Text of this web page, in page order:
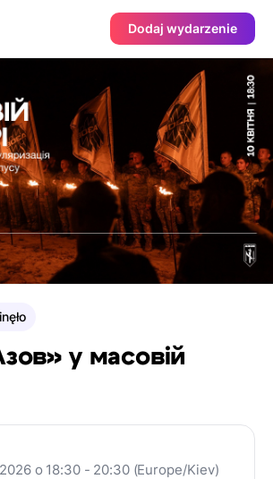
Dodaj wydarzenie
у масовій
o 18:30 - 20:30 (Europe/Kiev)